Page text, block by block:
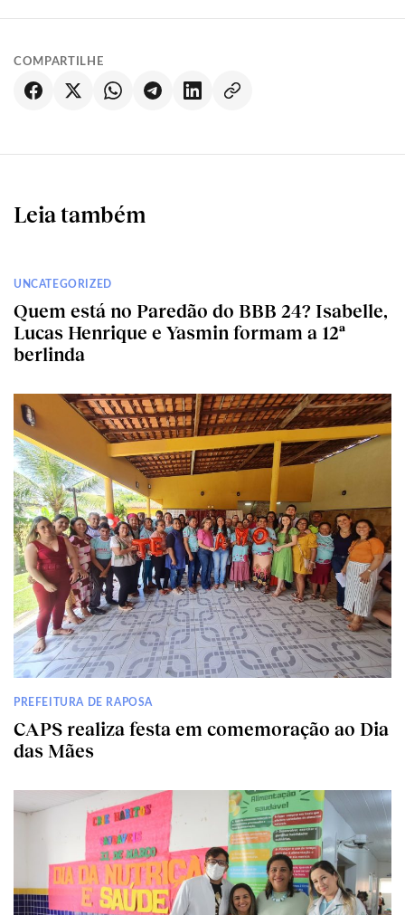
COMPARTILHE
Leia também
UNCATEGORIZED
Quem está no Paredão do BBB 24? Isabelle,
Lucas Henrique e Yasmin formam a 12ª
berlinda
PREFEITURA DE RAPOSA
CAPS realiza festa em comemoração ao Dia
das Mães